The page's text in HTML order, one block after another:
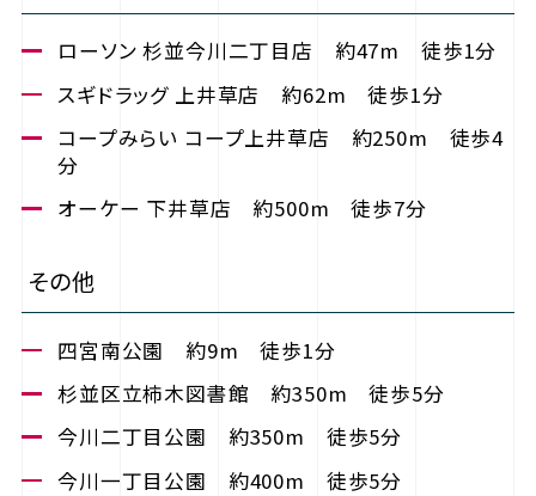
ローソン 杉並今川二丁目店 約47m 徒歩1分
スギドラッグ 上井草店 約62m 徒歩1分
コープみらい コープ上井草店 約250m 徒歩4
分
オーケー 下井草店 約500m 徒歩7分
その他
四宮南公園 約9m 徒歩1分
杉並区立柿木図書館 約350m 徒歩5分
今川二丁目公園 約350m 徒歩5分
今川一丁目公園 約400m 徒歩5分